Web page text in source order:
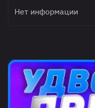
Нет информации